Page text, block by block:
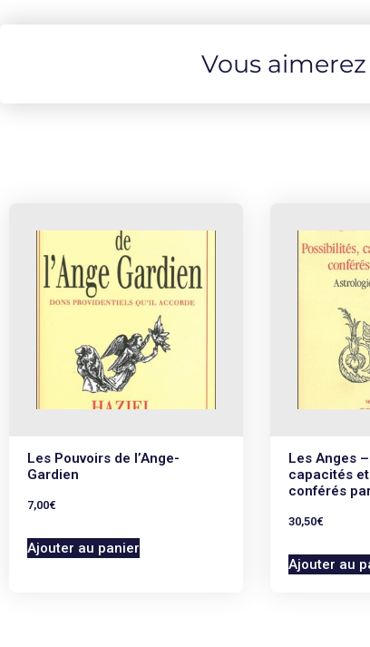
Vous
Les Pouvoirs de l’Ange-
Gardien
7,00€
Ajouter au panier
Les Anges
capacités
conférés
30,50€
Ajouter au